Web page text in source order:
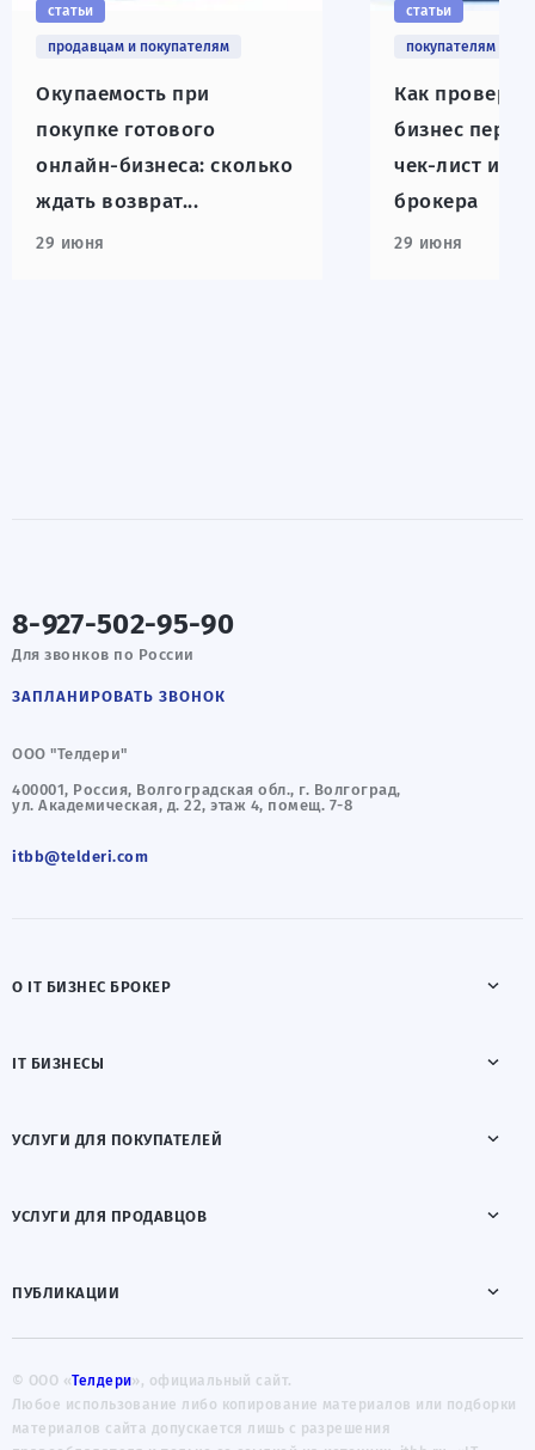
статьи
продавцам и покупателям
Окупаемость при
покупке готового
онлайн-бизнеса: сколько
ждать возврат...
29 июня
статьи
покупателям
Как
бизнес
чек-лист и
брокера
29 июня
8-927-502-95-90
Для звонков по России
ЗАПЛАНИРОВАТЬ ЗВОНОК
ООО "Телдери"
400001, Россия, Волгоградская обл., г. Волгоград,
ул. Академическая, д. 22, этаж 4, помещ. 7-8
itbb@telderi.com
О IT БИЗНЕС БРОКЕР
IT БИЗНЕСЫ
УСЛУГИ ДЛЯ ПОКУПАТЕЛЕЙ
УСЛУГИ ДЛЯ ПРОДАВЦОВ
ПУБЛИКАЦИИ
© ООО «Телдери», официальный сайт.
Любое использование либо копирование материалов или подборки
материалов сайта допускается лишь с разрешения